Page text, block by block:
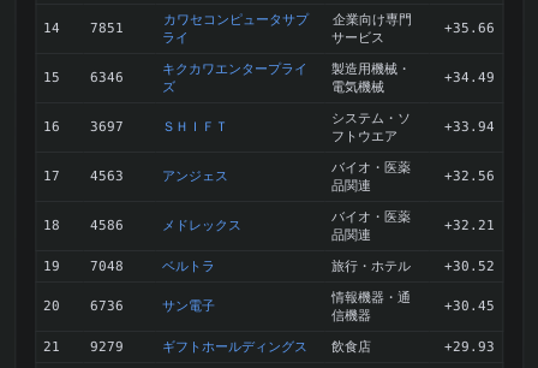
14 7851 カワセコンピュータサプ
ライ
企業向け専門
サービス
+35.66
15 6346 キクカワエンタープライ
ズ
製造用機械・
電気機械
+34.49
16 3697 ＳＨＩＦＴ システム・ソ
フトウエア
+33.94
17 4563 アンジェス バイオ・医薬
品関連
+32.56
18 4586 メドレックス バイオ・医薬
品関連
+32.21
19 7048 ベルトラ 旅行・ホテル +30.52
20 6736 サン電子 情報機器・通
信機器
+30.45
21 9279 ギフトホールディングス 飲食店 +29.93